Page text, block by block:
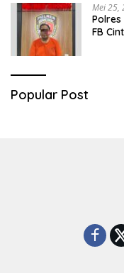
Mei 25,
FB
Popular Post